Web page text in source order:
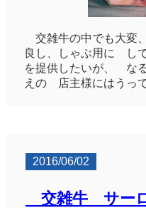
交雑牛の中でも大変
良し、しゃぶ用に
を提供したいが、 な
えの 店主様にはうっ
2016/06/02
交雑牛 サー